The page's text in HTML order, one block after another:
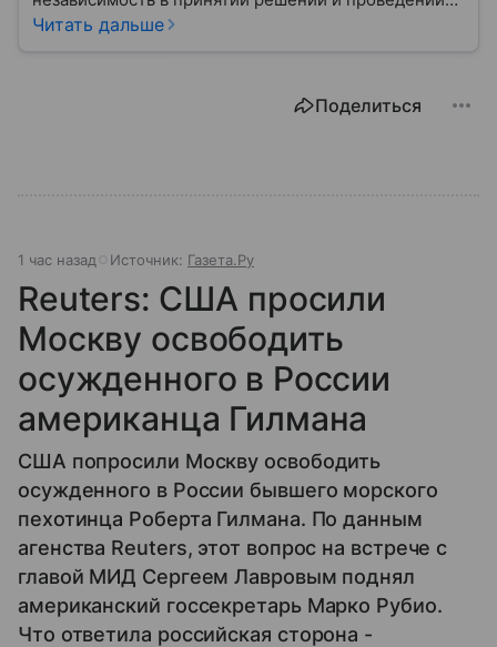
внешней политики.
Читать дальше
Поделиться
1 час назад Источник: Газета.Ру
Reuters: США просили
Москву освободить
осужденного в России
американца Гилмана
США попросили Москву освободить
осужденного в России бывшего морского
пехотинца Роберта Гилмана. По данным
агенства Reuters, этот вопрос на встрече с
главой МИД Сергеем Лавровым поднял
американский госсекретарь Марко Рубио.
Что ответила российская сторона -